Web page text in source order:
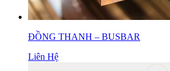
ĐỒNG THANH – BUSBAR
Liên Hệ